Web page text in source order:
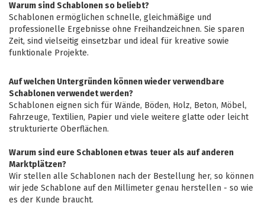
Warum sind Schablonen so beliebt?
Schablonen ermöglichen schnelle, gleichmäßige und
professionelle Ergebnisse ohne Freihandzeichnen. Sie sparen
Zeit, sind vielseitig einsetzbar und ideal für kreative sowie
funktionale Projekte.
Auf welchen Untergründen können wieder verwendbare
Schablonen verwendet werden?
Schablonen eignen sich für Wände, Böden, Holz, Beton, Möbel,
Fahrzeuge, Textilien, Papier und viele weitere glatte oder leicht
strukturierte Oberflächen.
Warum sind eure Schablonen etwas teuer als auf anderen
Marktplätzen?
Wir stellen alle Schablonen nach der Bestellung her, so können
wir jede Schablone auf den Millimeter genau herstellen - so wie
es der Kunde braucht.